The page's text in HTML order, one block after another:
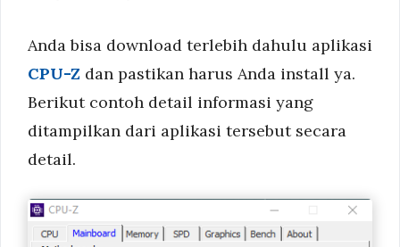
Anda bisa download terlebih dahulu aplikasi
CPU-Z dan pastikan harus Anda install ya.
Berikut contoh detail informasi yang
ditampilkan dari aplikasi tersebut secara
detail.